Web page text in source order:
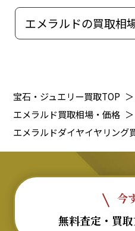
エメラルドの買取相
宝石・ジュエリー買取TOP ＞
エメラルド買取相場・価格 ＞
エメラルドダイヤイヤリング
今
無料査定・買